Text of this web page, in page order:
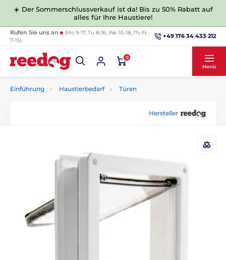
☀️ Der Sommerschlussverkauf ist da! Bis zu 50% Rabatt auf
alles für Ihre Haustiere!
Rufen Sie uns an
(Mo 9-17, Tu 8-16, We 10-18, Th-Fr
7-15)
+49 176 34 433 212
0
Menü
Einführung Haustierbedarf Türen
Hersteller